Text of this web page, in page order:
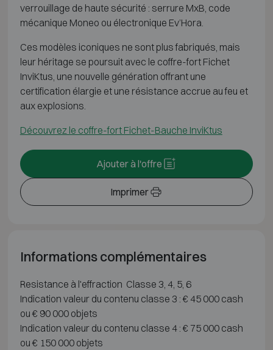
verrouillage de haute sécurité : serrure MxB, code
mécanique Moneo ou électronique Ev’Hora.
Ces modèles iconiques ne sont plus fabriqués, mais
leur héritage se poursuit avec le coffre-fort Fichet
InviKtus, une nouvelle génération offrant une
certification élargie et une résistance accrue au feu et
aux explosions.
Découvrez le coffre-fort Fichet-Bauche InviKtus
Imprimer
Ajouter à l'offre
Informations complémentaires
Resistance à l'effraction Classe 3, 4, 5, 6
Indication valeur du contenu classe 3 : € 45 000 cash
ou € 90 000 objets
Indication valeur du contenu classe 4 : € 75 000 cash
ou € 150 000 objets